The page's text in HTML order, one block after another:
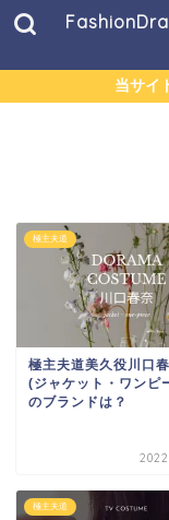
当サイ
極主夫道
極主夫道美久役川口
(ジャケット・ワンピ
のブランドは？
極主夫道